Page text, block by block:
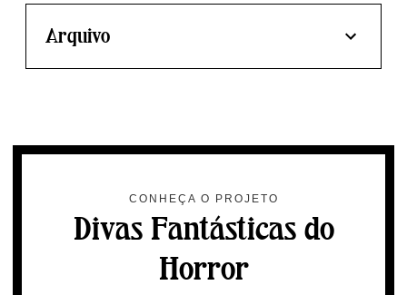
Arquivo
CONHEÇA O PROJETO
Divas Fantásticas do
Horror